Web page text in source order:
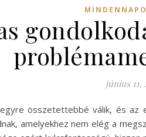
június 11,
összetettebbé válik, és
amelyekhez nem elég a